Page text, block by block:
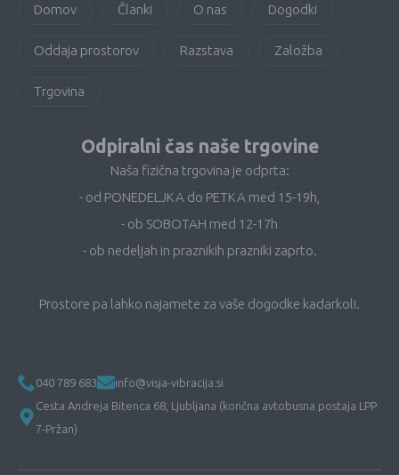
Domov Članki O nas Dogodki
Oddaja prostorov Razstava Založba
Trgovina
Odpiralni čas naše trgovine
Naša fizična trgovina je odprta:
- od PONEDELJKA do PETKA med 15-19h,
- ob SOBOTAH med 12-17h
- ob nedeljah in praznikih prazniki zaprto.
Prostore pa lahko najamete za vaše dogodke kadarkoli.
040 789 683
info@visja-vibracija.si
Cesta Andreja Bitenca 68, Ljubljana (končna avtobusna postaja LPP
7-Pržan)